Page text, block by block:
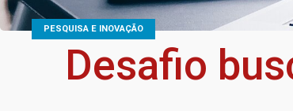
PESQUISA E INOVAÇÃO
Desafio